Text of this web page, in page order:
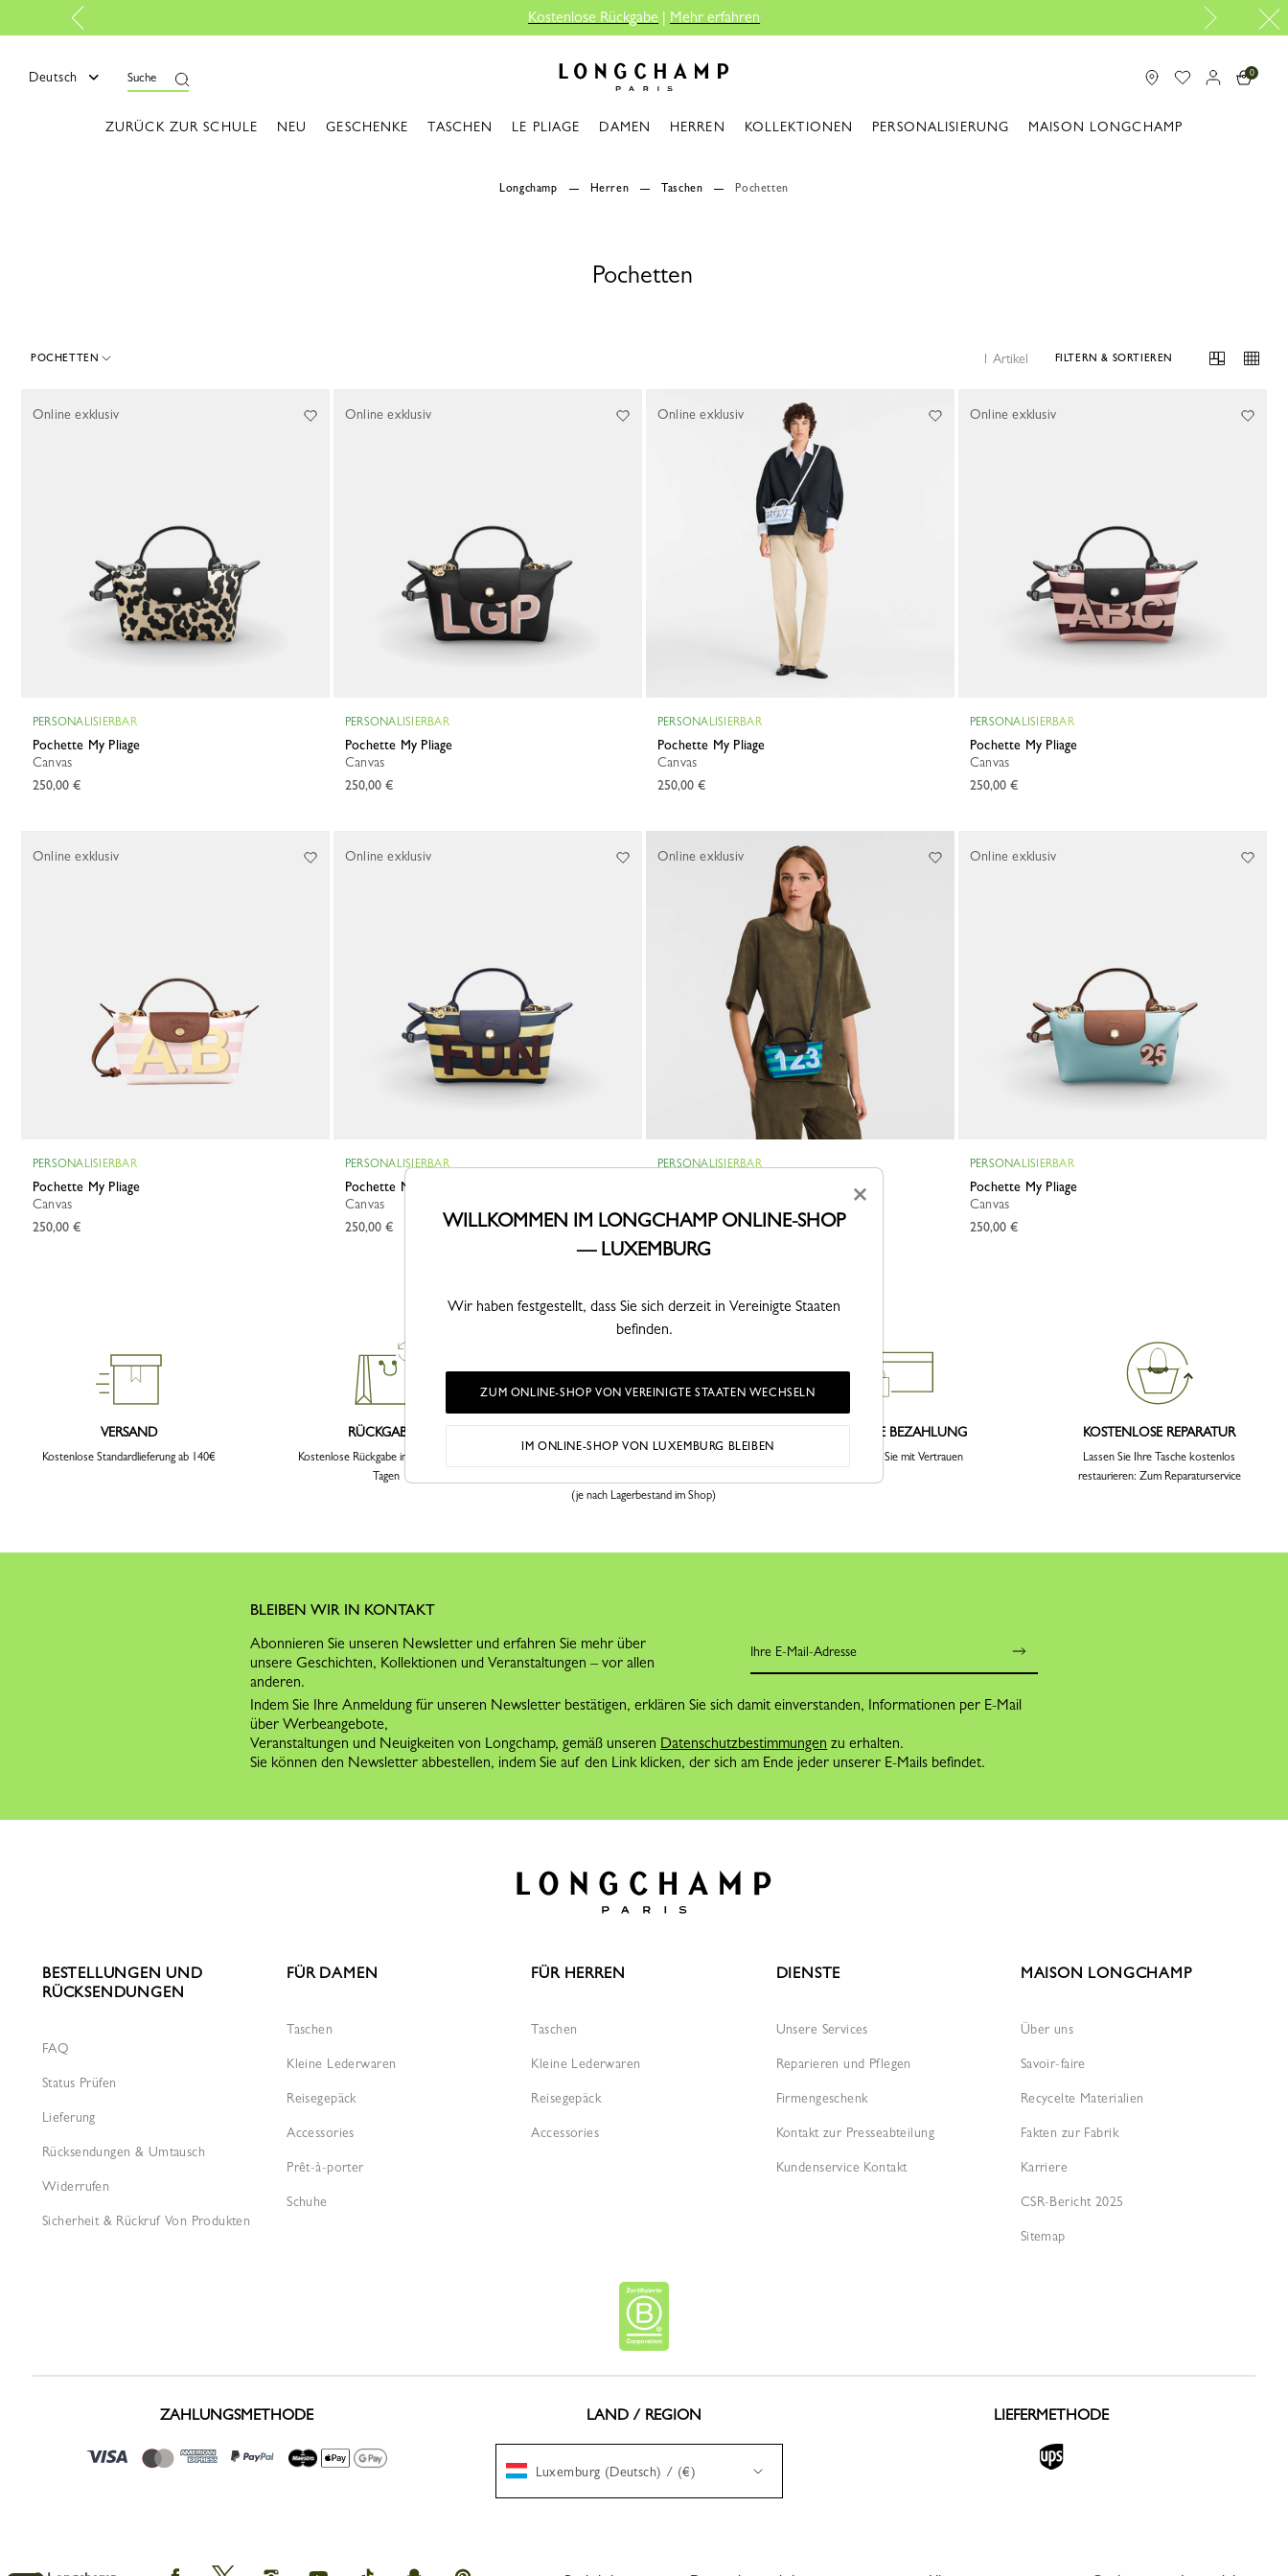
Kostenlose Rückgabe |Mehr erfahren
Deutsch Suche 0
ZURÜCK ZUR SCHULE NEU GESCHENKE TASCHEN LE PLIAGE DAMEN HERREN KOLLEKTIONEN PERSONALISIERUNG MAISON LONGCHAMP
Longchamp Herren Taschen Pochetten
Pochetten
POCHETTEN 1 Artikel FILTERN & SORTIEREN
PERSONALISIERBAR
Pochette My Pliage
Canvas
250,00 €
Online exklusiv
PERSONALISIERBAR
Pochette My Pliage
Canvas
250,00 €
Online exklusiv
PERSONALISIERBAR
Pochette My Pliage
Canvas
250,00 €
Online exklusiv
PERSONALISIERBAR
Pochette My Pliage
Canvas
250,00 €
Online exklusiv
PERSONALISIERBAR
Pochette My Pliage
Canvas
250,00 €
Online exklusiv
PERSONALISIERBAR
Pochette My Pliage
Canvas
250,00 €
Online exklusiv
PERSONALISIERBAR
250,00 €
Online exklusiv
PERSONALISIERBAR
Pochette My Pliage
Canvas
250,00 €
Online exklusiv
VERSAND
Kostenlose Standardlieferung ab 140€
RÜCKGABEN
Kostenlose Rückgabe innerhalb von 30
Tagen
(je nach Lagerbestand im Shop)
SICHERE BEZAHLUNG
Bestellen Sie mit Vertrauen
KOSTENLOSE REPARATUR
Lassen Sie Ihre Tasche kostenlos
restaurieren: Zum Reparaturservice
BLEIBEN WIR IN KONTAKT
Abonnieren Sie unseren Newsletter und erfahren Sie mehr über
unsere Geschichten, Kollektionen und Veranstaltungen – vor allen
anderen.
Indem Sie Ihre Anmeldung für unseren Newsletter bestätigen, erklären Sie sich damit einverstanden, Informationen per E-Mail
über Werbeangebote,
Veranstaltungen und Neuigkeiten von Longchamp, gemäß unseren Datenschutzbestimmungen zu erhalten.
Sie können den Newsletter abbestellen, indem Sie auf den Link klicken, der sich am Ende jeder unserer E-Mails befindet.
BESTELLUNGEN UND
RÜCKSENDUNGEN
FAQ
Status Prüfen
Lieferung
Rücksendungen & Umtausch
Widerrufen
Sicherheit & Rückruf Von Produkten
FÜR DAMEN
Taschen
Kleine Lederwaren
Reisegepäck
Accessories
Prêt-à-porter
Schuhe
FÜR HERREN
Taschen
Kleine Lederwaren
Reisegepäck
Accessories
DIENSTE
Unsere Services
Reparieren und Pflegen
Firmengeschenk
Kontakt zur Presseabteilung
Kundenservice Kontakt
MAISON LONGCHAMP
Über uns
Savoir-faire
Recycelte Materialien
Fakten zur Fabrik
Karriere
CSR-Bericht 2025
Sitemap
ZAHLUNGSMETHODE LAND / REGION
Luxemburg (Deutsch) / (€)
LIEFERMETHODE
×
WILLKOMMEN IM LONGCHAMP ONLINE-SHOP
— LUXEMBURG
Wir haben festgestellt, dass Sie sich derzeit in Vereinigte Staaten
befinden.
ZUM ONLINE-SHOP VON VEREINIGTE STAATEN WECHSELN
IM ONLINE-SHOP VON LUXEMBURG BLEIBEN